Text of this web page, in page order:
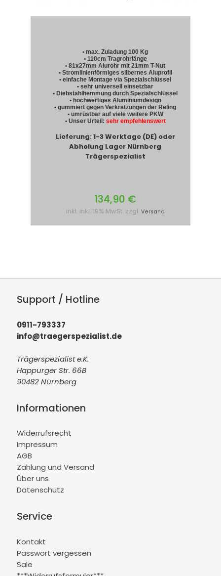
• max. Zuladung 100 Kg
• 110cm Tragrohrlänge
• 81x27mm Alurohr mit 21mm T-Nut
• Stromlinienförmiges silbernes Aluprofil
• einfache Montage via Spezialschlüssel
• sehr universell einsetzbar
• Diebstahlhemmung durch Spezialschlüssel
• hochwertiges Aluminiumdesign
• gummiert gegen Verkratzungen der Reling
• umrüstbar auf viele weitere PKW
• Unser Urteil: sehr empfehlenswert
Lieferung: 1-3 Werktage (DE) oder
Abholung Lager Nürnberg
Trägerspezialist
134,90 €
inkl. inkl. 19% MwSt. zzgl. Versand
Support / Hotline
0911-793337
info@traegerspezialist.de
Trägerspezialist e.K.
Happurger Str. 66B
90482 Nürnberg
Informationen
Widerrufsrecht
Impressum
AGB
Zahlung und Versand
Über uns
Datenschutz
Service
Kontakt
Passwort vergessen
Sale